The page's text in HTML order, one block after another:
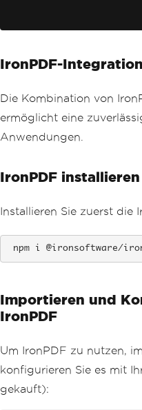
// Define options
ration
of retry attempts
tial backoff factor
retry delay in
    maxTimeout
ze retry delays
// Create a retry
// Execute the
tAttempt)
{
{
//
rentAttempt
IronPDF-Integration
Die Kombination von
ermöglicht eine
Anwendungen.
IronPDF installieren
Installieren Sie zuerst die
npm i @ironsoftware/
Importieren und
IronPDF
Um IronPDF zu nutzen,
konfigurieren Sie es mit
gekauft):